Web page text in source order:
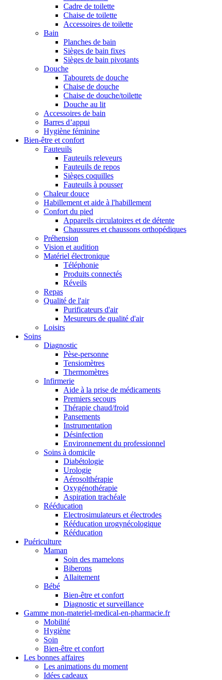
Cadre de toilette
Chaise de toilette
Accessoires de toilette
Bain
Planches de bain
Sièges de bain fixes
Sièges de bain pivotants
Douche
Tabourets de douche
Chaise de douche
Chaise de douche/toilette
Douche au lit
Accessoires de bain
Barres d’appui
Hygiène féminine
Bien-être et confort
Fauteuils
Fauteuils releveurs
Fauteuils de repos
Sièges coquilles
Fauteuils à pousser
Chaleur douce
Habillement et aide à l'habillement
Confort du pied
Appareils circulatoires et de détente
Chaussures et chaussons orthopédiques
Préhension
Vision et audition
Matériel électronique
Téléphonie
Produits connectés
Réveils
Repas
Qualité de l'air
Purificateurs d'air
Mesureurs de qualité d'air
Loisirs
Soins
Diagnostic
Pèse-personne
Tensiomètres
Thermomètres
Infirmerie
Aide à la prise de médicaments
Premiers secours
Thérapie chaud/froid
Pansements
Instrumentation
Désinfection
Environnement du professionnel
Soins à domicile
Diabétologie
Urologie
Aérosolthérapie
Oxygénothérapie
Aspiration trachéale
Rééducation
Electrosimulateurs et électrodes
Rééducation urogynécologique
Rééducation
Puériculture
Maman
Soin des mamelons
Biberons
Allaitement
Bébé
Bien-être et confort
Diagnostic et surveillance
Gamme mon-materiel-medical-en-pharmacie.fr
Mobilité
Hygiène
Soin
Bien-être et confort
Les bonnes affaires
Les animations du moment
Idées cadeaux